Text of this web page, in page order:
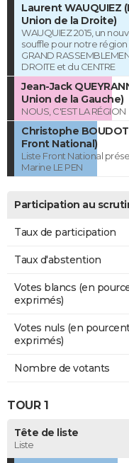
Laurent WAUQUIEZ
Union de la Droite)
WAUQUIEZ 2015, un
souffle pour notre région
GRAND
DROITE et du CENTRE
Jean-Jack
Union de la Gauche)
NOUS, C'EST LA RÉGION
Christophe
Front National)
Liste Front National
Marine LE PEN
Participation au
Taux de participation
Taux d'abstention
Votes blancs (en
exprimés)
Votes nuls (en
exprimés)
Nombre de votants
TOUR 1
Tête de liste
Liste